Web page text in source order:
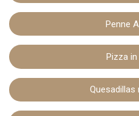
Penne
Pizza in
Quesadillas